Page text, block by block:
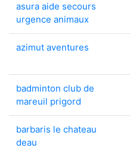
asura aide secours
urgence animaux
azimut aventures
badminton club de
mareuil prigord
barbaris le chateau
deau